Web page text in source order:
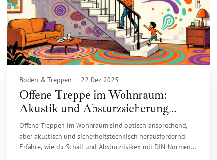
Boden & Treppen 22 Dez 2025
Offene Treppe im Wohnraum:
Akustik und Absturzsicherung
richtig planen
Offene Treppen im Wohnraum sind optisch ansprechend,
aber akustisch und sicherheitstechnisch herausfordernd.
Erfahre, wie du Schall und Absturzrisiken mit DIN-Normen